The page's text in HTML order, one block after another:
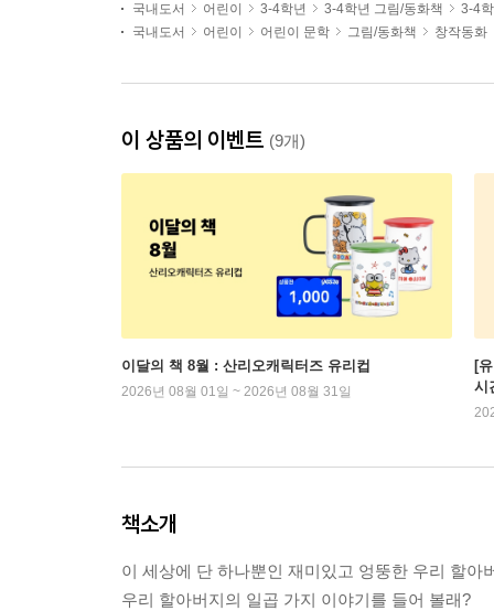
국내도서
어린이 3-4학년 3-4학년 그림/동화책
3-4
국내도서
어린이 어린이 문학 그림/동화책 창작동화
이 상품의 이벤트 (9개)
이달의 책 8월 : 산리오캐릭터즈 유리컵
2026년 08월 01일 ~ 2026년 08월 31일
[
시
책소개
이 세상에 단 하나뿐인 재미있고 엉뚱한 우리 할아
우리 할아버지의 일곱 가지 이야기를 들어 볼래?